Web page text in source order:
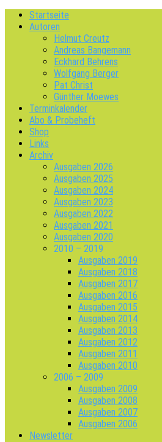
Startseite
Autoren
Helmut Creutz
Andreas Bangemann
Eckhard Behrens
Wolfgang Berger
Pat Christ
Günther Moewes
Terminkalender
Abo & Probeheft
Shop
Links
Archiv
Ausgaben 2026
Ausgaben 2025
Ausgaben 2024
Ausgaben 2023
Ausgaben 2022
Ausgaben 2021
Ausgaben 2020
2010 – 2019
Ausgaben 2019
Ausgaben 2018
Ausgaben 2017
Ausgaben 2016
Ausgaben 2015
Ausgaben 2014
Ausgaben 2013
Ausgaben 2012
Ausgaben 2011
Ausgaben 2010
2006 – 2009
Ausgaben 2009
Ausgaben 2008
Ausgaben 2007
Ausgaben 2006
Newsletter